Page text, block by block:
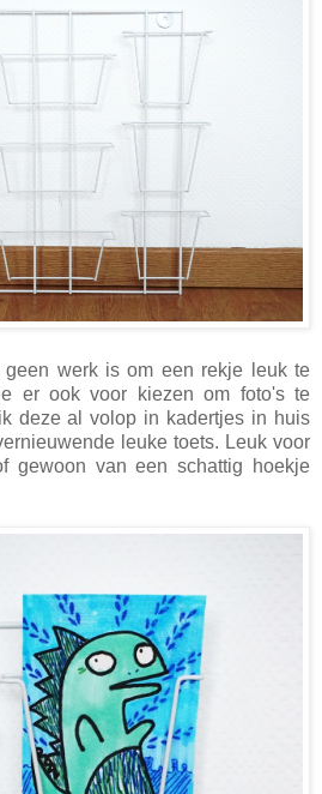
geen werk is om een rekje leuk te
er ook voor kiezen om foto's te
deze al volop in kadertjes in huis
leuke toets. Leuk voor
gewoon van een schattig hoekje